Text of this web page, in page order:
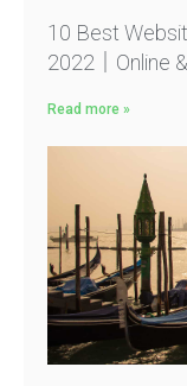
10 Best
2022｜Online
Read more »